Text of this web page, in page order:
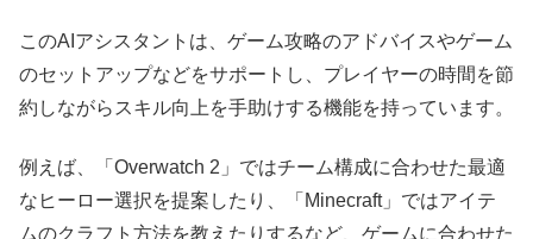
このAIアシスタントは、ゲーム攻略のアドバイスやゲーム
のセットアップなどをサポートし、プレイヤーの時間を節
約しながらスキル向上を手助けする機能を持っています。
例えば、「Overwatch 2」ではチーム構成に合わせた最適
なヒーロー選択を提案したり、「Minecraft」ではアイテ
ムのクラフト方法を教えたりするなど、ゲームに合わせた